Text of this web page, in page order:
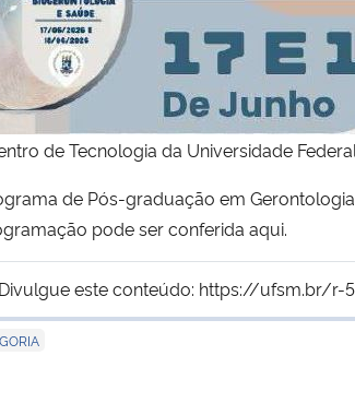
de Tecnologia da Universidade
de Pós-graduação em
pode ser conferida aqui.
Divulgue este conteúdo: https://ufsm.br/r-